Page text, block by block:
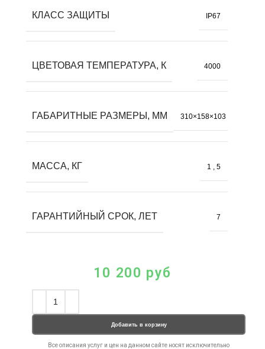
КЛАСС ЗАЩИТЫ IP67
ЦВЕТОВАЯ ТЕМПЕРАТУРА, К 4000
ГАБАРИТНЫЕ РАЗМЕРЫ, ММ 310×158×103
МАССА, КГ 1 , 5
ГАРАНТИЙНЫЙ СРОК, ЛЕТ 7
10 200 руб
Добавить в корзину
Все описания услуг и цен на данном сайте носят исключительно